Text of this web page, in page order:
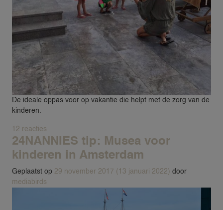
De ideale oppas voor op vakantie die helpt met de zorg van de
kinderen.
12 reacties
24NANNIES tip: Musea voor
kinderen in Amsterdam
Geplaatst op 29 november 2017 (13 januari 2022) door
mediabirds